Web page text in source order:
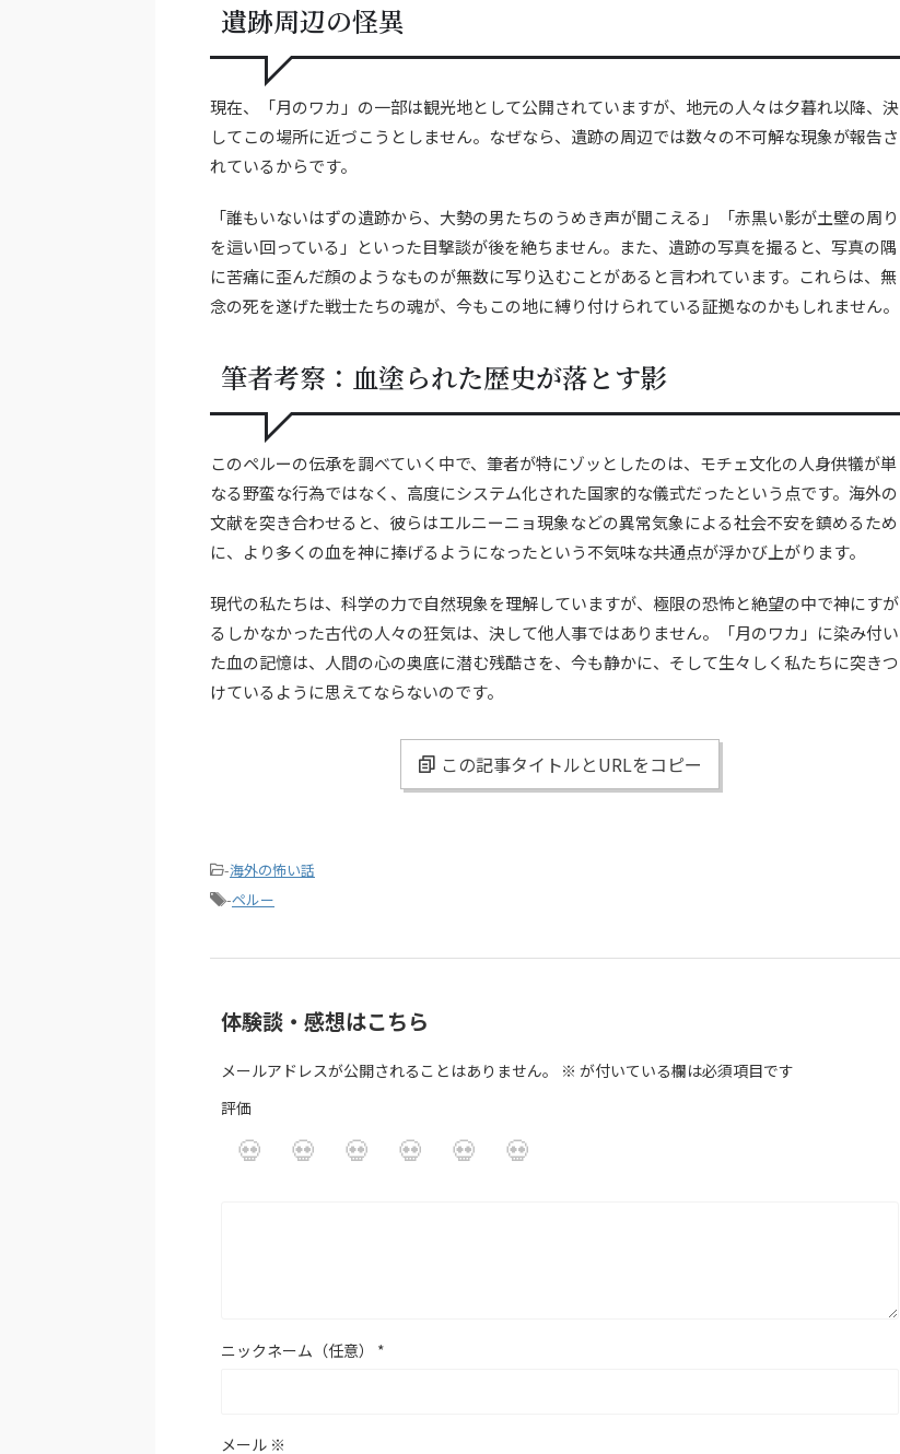
遺跡周辺の怪異
現在、「月のワカ」の一部は観光地として公開されていますが、地元の人々は夕暮れ以降、決
してこの場所に近づこうとしません。なぜなら、遺跡の周辺では数々の不可解な現象が報告さ
れているからです。
「誰もいないはずの遺跡から、大勢の男たちのうめき声が聞こえる」「赤黒い影が土壁の周り
を這い回っている」といった目撃談が後を絶ちません。また、遺跡の写真を撮ると、写真の隅
に苦痛に歪んだ顔のようなものが無数に写り込むことがあると言われています。これらは、無
念の死を遂げた戦士たちの魂が、今もこの地に縛り付けられている証拠なのかもしれません。
筆者考察：血塗られた歴史が落とす影
このペルーの伝承を調べていく中で、筆者が特にゾッとしたのは、モチェ文化の人身供犠が単
なる野蛮な行為ではなく、高度にシステム化された国家的な儀式だったという点です。海外の
文献を突き合わせると、彼らはエルニーニョ現象などの異常気象による社会不安を鎮めるため
に、より多くの血を神に捧げるようになったという不気味な共通点が浮かび上がります。
現代の私たちは、科学の力で自然現象を理解していますが、極限の恐怖と絶望の中で神にすが
るしかなかった古代の人々の狂気は、決して他人事ではありません。「月のワカ」に染み付い
た血の記憶は、人間の心の奥底に潜む残酷さを、今も静かに、そして生々しく私たちに突きつ
けているように思えてならないのです。
この記事タイトルとURLをコピー
-海外の怖い話
-ペルー
体験談・感想はこちら
メールアドレスが公開されることはありません。 ※ が付いている欄は必須項目です
評価
ニックネーム（任意） *
メール ※